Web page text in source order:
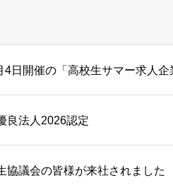
4日開催の「高校生サマー求人
良法人2026認定
協議会の皆様が来社されました